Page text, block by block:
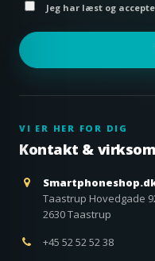
Jeg har læst og
VI ER HER FOR DIG
Kontakt &
Taastrup Hovedgade
2630 Taastrup
+45 52 52 52 38